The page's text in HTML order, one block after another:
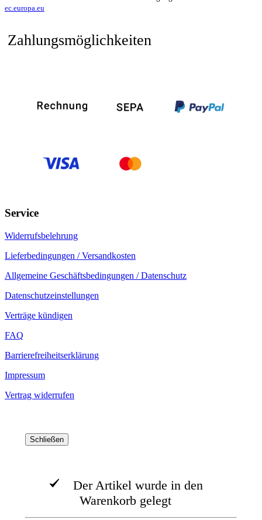
ec.europa.eu
Zahlungsmöglichkeiten
Service
Widerrufsbelehrung
Lieferbedingungen / Versandkosten
Allgemeine Geschäftsbedingungen / Datenschutz
Datenschutzeinstellungen
Verträge kündigen
FAQ
Barrierefreiheitserklärung
Impressum
Vertrag widerrufen
Schließen
Der Artikel wurde in den
Warenkorb gelegt